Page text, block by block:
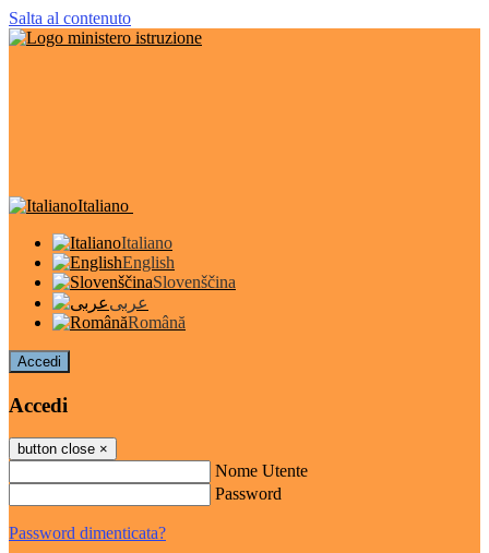
Salta al contenuto
Italiano
Italiano
English
Slovenščina
عربى
Română
Accedi
Accedi
button close ×
Nome Utente
Password
Password dimenticata?